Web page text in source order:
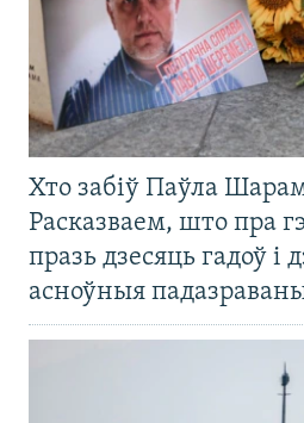
Хто забіў Паўла
Расказваем, што пра
празь дзесяць гадоў і
асноўныя